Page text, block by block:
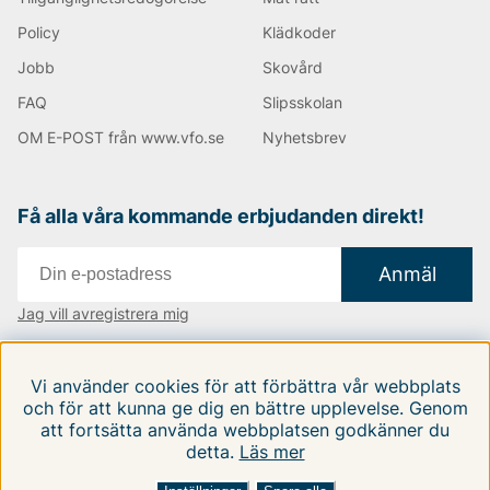
och nya moderna former – inklusive Slim-modeller och
Square Toe-sandaler.
Varför välja Havaianas?
Originalet inom gummi-flip flops– patenterad design
Lätt och bekväm passform
– perfekt för långa dagar i
solen
Globalt erkänd kvalitet
Hållbar design– slitstarka sulor med ikonisk textur
Havaianas – sommaren börjar vid
fötterna
Oavsett om du strosar på stranden, glider runt i stan
Policy
Jobb
FAQ
OM E-POST från www.vfo.se
Klädkoder
Skovård
Slipsskolan
Nyhetsbrev
Få alla våra kommande erbjudanden direkt!
Anmäl
Jag vill avregistrera mig
Följ oss på våra sociala medier
Vi använder cookies för att förbättra vår webbplats
och för att kunna ge dig en bättre upplevelse. Genom
att fortsätta använda webbplatsen godkänner du
detta. Läs mer